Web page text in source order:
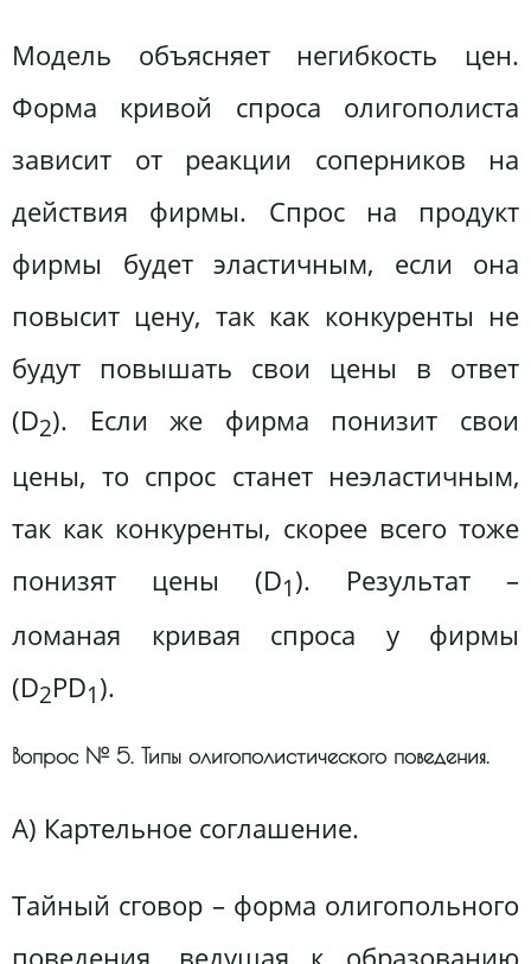
Модель объясняет негибкость цен.
Форма кривой спроса олигополиста
зависит от реакции соперников на
действия фирмы. Спрос на продукт
фирмы будет эластичным, если она
повысит цену, так как конкуренты не
будут повышать свои цены в ответ
(D2). Если же фирма понизит свои
цены, то спрос станет неэластичным,
так как конкуренты, скорее всего тоже
понизят цены (D1 ). Результат –
ломаная кривая спроса у фирмы
(D2PD1 ).
Вопрос № 5. Типы олигополистического поведения.
А) Картельное соглашение.
Тайный сговор – форма олигопольного